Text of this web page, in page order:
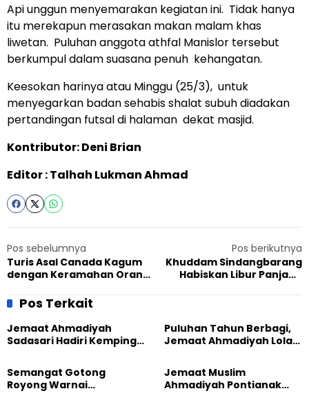
Api unggun menyemarakan kegiatan ini. Tidak hanya
itu merekapun merasakan makan malam khas
liwetan. Puluhan anggota athfal Manislor tersebut
berkumpul dalam suasana penuh kehangatan.
Keesokan harinya atau Minggu (25/3), untuk
menyegarkan badan sehabis shalat subuh diadakan
pertandingan futsal di halaman dekat masjid.
Kontributor: Deni Brian
Editor : Talhah Lukman Ahmad
Pos sebelumnya
Turis Asal Canada Kagum
dengan Keramahan Orang
Pos berikutnya
Khuddam Sindangbarang
Habiskan Libur Panjang
Pos Terkait
Jemaat Ahmadiyah
Sadasari Hadiri Kemping
Puluhan Tahun Berbagi,
Jemaat Ahmadiyah Lolak
Sembako kepada Warga
Semangat Gotong
Royong Warnai
Jemaat Muslim
Ahmadiyah Pontianak